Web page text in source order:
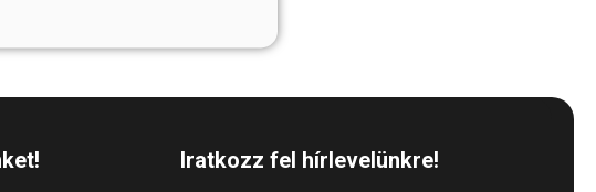
Iratkozz fel hírlevelünkre!